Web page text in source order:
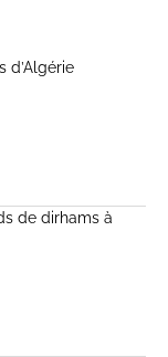
d’Algérie
de dirhams à